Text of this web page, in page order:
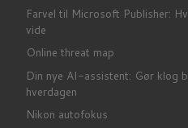
Farvel til Microsoft Publisher:
vide
Online threat map
Din nye AI-assistent: Gør klog
hverdagen
Nikon autofokus